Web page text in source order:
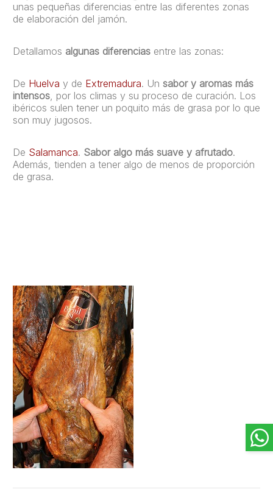
unas pequeñas diferencias entre las diferentes zonas
de elaboración del jamón.
Detallamos algunas diferencias entre las zonas:
De Huelva y de Extremadura. Un sabor y aromas más
intensos , por los climas y su proceso de curación. Los
ibéricos sulen tener un poquito más de grasa por lo que
son muy jugosos.
De Salamanca. Sabor algo más suave y afrutado.
Además, tienden a tener algo de menos de proporción
de grasa.